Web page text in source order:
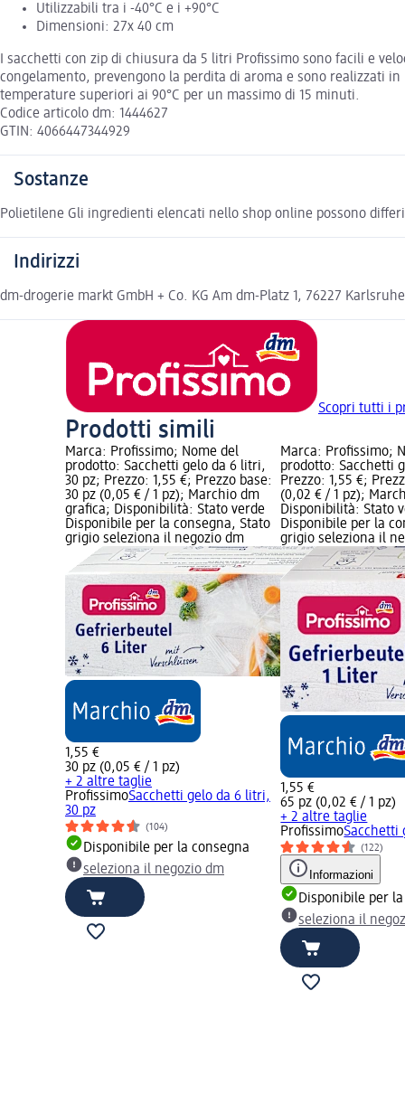
Utilizzabili tra i -40°C e i +90°C
Dimensioni: 27x 40 cm
I sacchetti con zip di chiusura da 5 litri Profissimo sono facili e
congelamento, prevengono la perdita di aroma e sono realizzati
temperature superiori ai 90°C per un massimo di 15 minuti.
Codice articolo dm: 1444627
GTIN: 4066447344929
Sostanze
Polietilene Gli ingredienti elencati nello shop online possono
Indirizzi
dm-drogerie markt GmbH + Co. KG Am dm-Platz 1, 76227
Scopri tutti i
Prodotti simili
Marca: Profissimo; Nome del
prodotto: Sacchetti gelo da 6 litri,
30 pz; Prezzo: 1,55 €; Prezzo base:
30 pz (0,05 € / 1 pz); Marchio dm
grafica; Disponibilità: Stato verde
Disponibile per la consegna, Stato
grigio seleziona il negozio dm
1,55 €
30 pz (0,05 € / 1 pz)
+ 2 altre taglie
ProfissimoSacchetti gelo da 6 litri,
30 pz
(104)
Disponibile per la consegna
seleziona il negozio dm
Marca: Profissimo;
prodotto: Sacchetti
Prezzo: 1,55 €;
(0,02 € / 1 pz);
Disponibilità: Stato
Disponibile per la
grigio seleziona il
1,55 €
65 pz (0,02 € / 1 pz)
+ 2 altre taglie
ProfissimoSacchetti
(122)
Informazioni
Disponibile per
seleziona il